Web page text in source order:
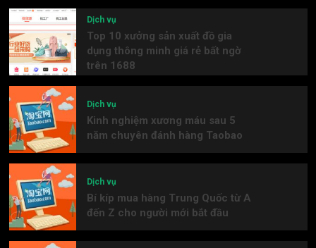
Dịch vụ
Top 10 xưởng sản xuất đồ gia
dụng thông minh giá rẻ bất ngờ
trên 1688
Dịch vụ
Kinh nghiệm xương máu sau 5
năm chuyên đánh hàng Taobao
Dịch vụ
Bí kíp mua hàng Trung Quốc từ A
đến Z cho người mới bắt đầu